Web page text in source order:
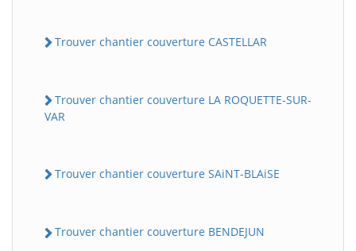
Trouver chantier couverture CASTELLAR
Trouver chantier couverture LA ROQUETTE-SUR-
VAR
Trouver chantier couverture SAiNT-BLAiSE
Trouver chantier couverture BENDEJUN